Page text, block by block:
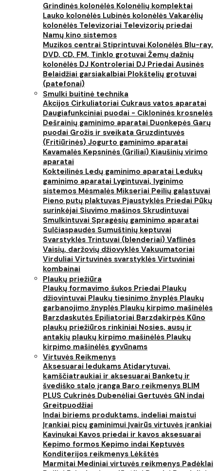
Grindinės kolonėlės Kolonėlių komplektai
Lauko kolonėlės Lubinės kolonėlės Vakarėlių
kolonėlės Televizoriai Televizorių priedai
Namų kino sistemos
Muzikos centrai Stiprintuvai Kolonėlės Blu-ray,
DVD, CD, FM, Tinklo grotuvai Žemų dažnių
kolonėlės DJ Kontroleriai DJ Priedai Ausinės
Belaidžiai garsiakalbiai Plokštelių grotuvai
(patefonai)
Smulki buitinė technika
Akcijos Cirkuliatoriai Cukraus vatos aparatai
Daugiafunkciniai puodai - Cikloninės krosnelės
Dešrainių gaminimo aparatai Duonkepės Garų
puodai Grožis ir sveikata Gruzdintuvės
(Fritiūrinės) Jogurto gaminimo aparatai
Kavamalės Kepsninės (Griliai) Kiaušinių virimo
aparatai
Kokteilinės Ledų gaminimo aparatai Ledukų
gaminimo aparatai Lygintuvai, lyginimo
sistemos Mėsmalės Mikseriai Peilių galąstuvai
Pieno putų plaktuvas Pjaustyklės Priedai Pūkų
surinkėjai Siuvimo mašinos Skrudintuvai
Smulkintuvai Spragėsių gaminimo aparatai
Sulčiaspaudės Sumuštinių keptuvai
Svarstyklės Trintuvai (blenderiai) Vaflinės
Vaisių, daržovių džiovyklės Vakuumatoriai
Virduliai Virtuvinės svarstyklės Virtuviniai
kombainai
Plaukų priežiūra
Plaukų formavimo šukos Priedai Plaukų
džiovintuvai Plaukų tiesinimo žnyplės Plaukų
garbanojimo žnyplės Plaukų kirpimo mašinėlės
Barzdaskutės Epiliatoriai Barzdakirpės Kūno
plaukų priežiūros rinkiniai Nosies, ausų ir
antakių plaukų kirpimo mašinėlės Plaukų
kirpimo mašinėlės gyvūnams
Virtuvės Reikmenys
Aksesuarai ledukams Atidarytuvai,
kamščiatraukiai ir aksesuarai Banketų ir
švediško stalo įranga Baro reikmenys BLIM
PLUS Cukrinės Dubenėliai Gertuvės GN indai
Greitpuodžiai
Indai biriems produktams, indeliai maistui
Įrankiai picų gaminimui Įvairūs virtuvės įrankiai
Kavinukai Kavos priedai ir kavos aksesuarai
Kepimo formos Kepimo indai Keptuvės
Konditerijos reikmenys Lėkštės
Marmitai Mediniai virtuvės reikmenys Padėklai